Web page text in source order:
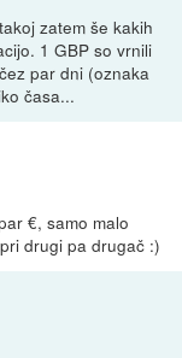
zatem še kakih
1 GBP so vrnili
par dni (oznaka
časa...
€, samo malo
drugi pa drugač :)